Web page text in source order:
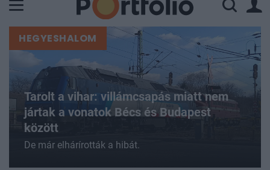
HEGYESHALOM
Tarolt a vihar: villámcsapás miatt nem
jártak a vonatok Bécs és Budapest
között
De már elhárírották a hibát.